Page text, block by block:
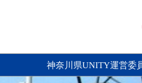
神奈川県UNITY運営委